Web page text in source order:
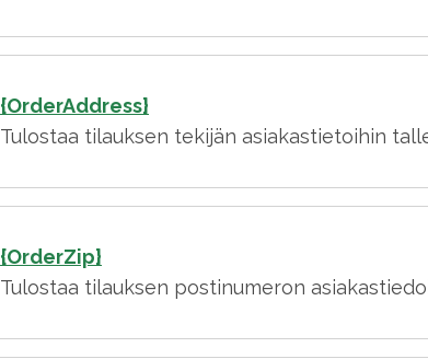
{OrderAddress}
Tulostaa tilauksen tekijän asiakastietoihin
{OrderZip}
Tulostaa tilauksen postinumeron